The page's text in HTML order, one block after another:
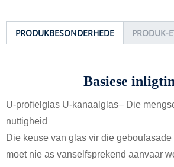
PRODUKBESONDERHEDE PRODUK-
Basiese
U-profielglas U-kanaalglas– Die
nuttigheid
Die keuse van glas vir die
moet nie as vanselfsprekend aanvaar